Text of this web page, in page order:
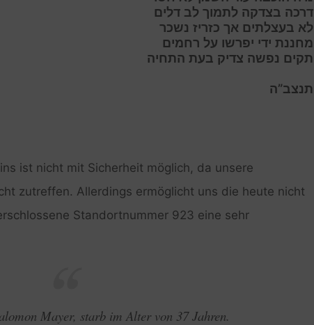
דרכה בצדקה לתמוך לב דלים
לא בעצלתים אך כזריז נשכר
מחננת ידי יפרשו על רחמים
תקים נפשה צדיק בעת התחיה
תנצב”ה
ist nicht mit Sicherheit möglich, da unsere
zutreffen. Allerdings ermöglicht uns die heute nicht
Standortnummer 923 eine sehr
Mayer, starb im Alter von 37 Jahren.